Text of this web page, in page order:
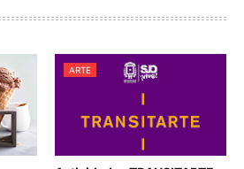
ARTE